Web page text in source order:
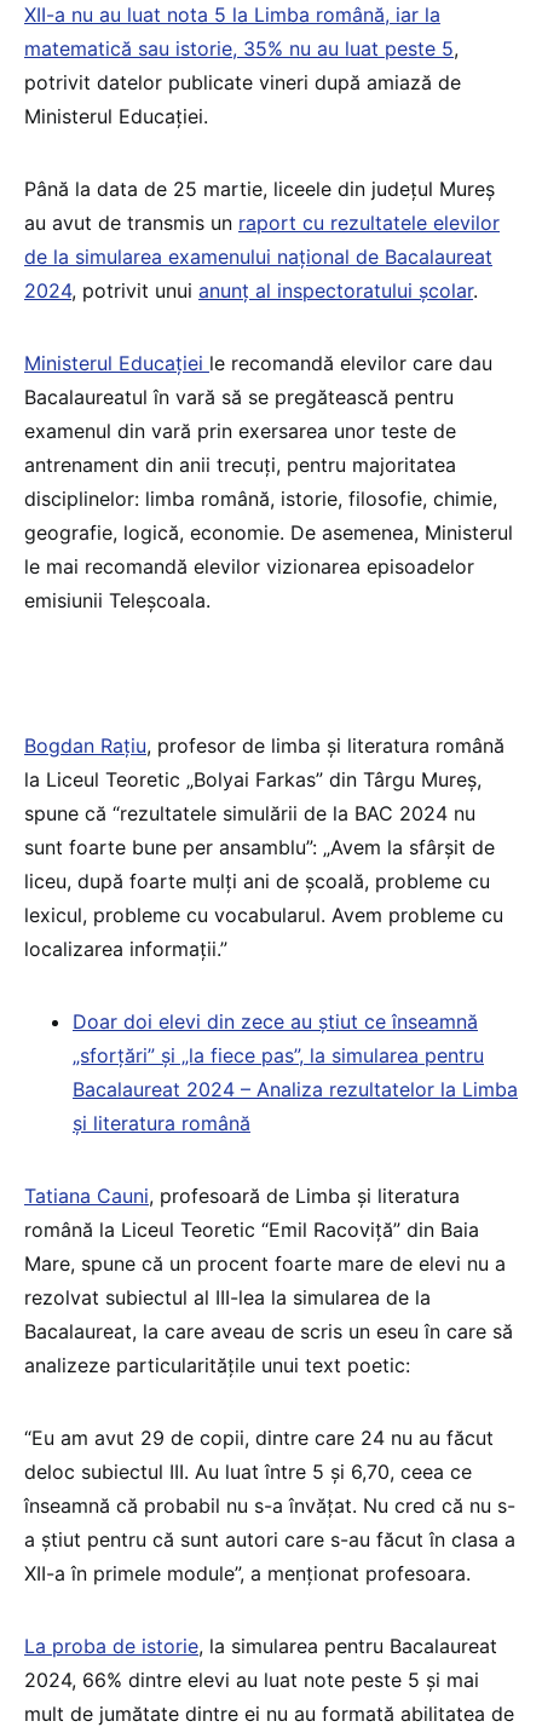
XII-a nu au luat nota 5 la Limba română, iar la
matematică sau istorie, 35% nu au luat peste 5,
potrivit datelor publicate vineri după amiază de
Ministerul Educației.
Până la data de 25 martie, liceele din județul Mureș
au avut de transmis un raport cu rezultatele elevilor
de la simularea examenului național de Bacalaureat
2024, potrivit unui anunț al inspectoratului școlar.
Ministerul Educației le recomandă elevilor care dau
Bacalaureatul în vară să se pregătească pentru
examenul din vară prin exersarea unor teste de
antrenament din anii trecuți, pentru majoritatea
disciplinelor: limba română, istorie, filosofie, chimie,
geografie, logică, economie. De asemenea, Ministerul
le mai recomandă elevilor vizionarea episoadelor
emisiunii Teleșcoala.
Bogdan Rațiu, profesor de limba și literatura română
la Liceul Teoretic „Bolyai Farkas” din Târgu Mureș,
spune că “rezultatele simulării de la BAC 2024 nu
sunt foarte bune per ansamblu”: „Avem la sfârșit de
liceu, după foarte mulți ani de școală, probleme cu
lexicul, probleme cu vocabularul. Avem probleme cu
localizarea informații.”
Doar doi elevi din zece au știut ce înseamnă
„sforțări” și „la fiece pas”, la simularea pentru
Bacalaureat 2024 – Analiza rezultatelor la Limba
și literatura română
Tatiana Cauni, profesoară de Limba şi literatura
română la Liceul Teoretic “Emil Racoviţă” din Baia
Mare, spune că un procent foarte mare de elevi nu a
rezolvat subiectul al III-lea la simularea de la
Bacalaureat, la care aveau de scris un eseu în care să
analizeze particularitățile unui text poetic:
“Eu am avut 29 de copii, dintre care 24 nu au făcut
deloc subiectul III. Au luat între 5 și 6,70, ceea ce
înseamnă că probabil nu s-a învățat. Nu cred că nu s-
a știut pentru că sunt autori care s-au făcut în clasa a
XII-a în primele module”, a menționat profesoara.
La proba de istorie, la simularea pentru Bacalaureat
2024, 66% dintre elevi au luat note peste 5 și mai
mult de jumătate dintre ei nu au formată abilitatea de